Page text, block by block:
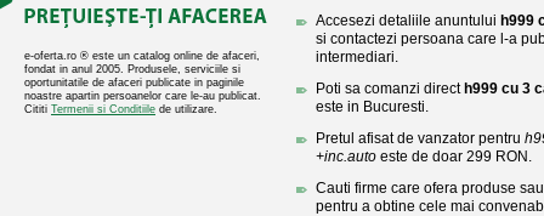
e-oferta.ro ® este un catalog online de afaceri,
fondat in anul 2005. Produsele, serviciile si
oportunitatile de afaceri publicate in paginile
noastre apartin persoanelor care le-au publicat.
Cititi Termenii si Conditiile de utilizare.
Accesezi detaliile anuntului h999
si contactezi persoana care l-a
intermediari.
Poti sa comanzi direct h999 cu 3
este in Bucuresti.
Pretul afisat de vanzator pentru
+inc.auto este de doar 299 RON.
Cauti firme care ofera produse
pentru a obtine cele mai